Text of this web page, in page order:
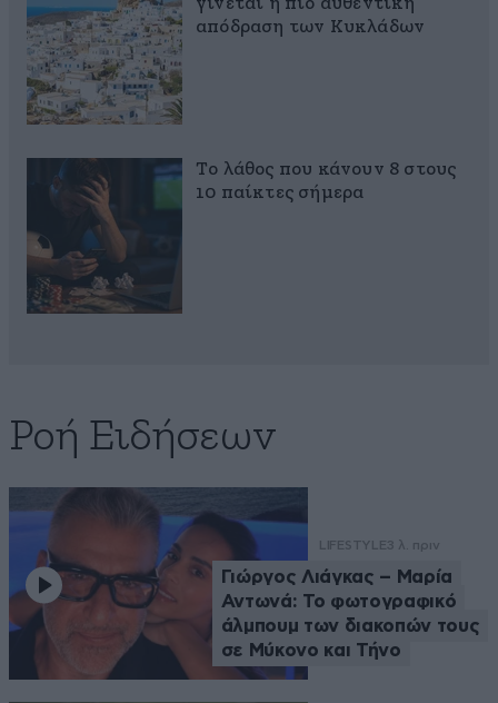
γίνεται η πιο αυθεντική
απόδραση των Κυκλάδων
Το λάθος που κάνουν 8 στους
10 παίκτες σήμερα
Ροή Ειδήσεων
LIFESTYLE3 λ. πριν
Γιώργος Λιάγκας – Μαρία
Αντωνά: Το φωτογραφικό
άλμπουμ των διακοπών τους
σε Μύκονο και Τήνο